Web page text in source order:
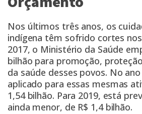
Nos últimos três anos, os
indígena têm sofrido cortes
2017, o Ministério da Saúde
bilhão para promoção,
da saúde desses povos. No
aplicado para essas mesmas
1,54 bilhão. Para 2019, está
ainda menor, de R$ 1,4 bilhão.